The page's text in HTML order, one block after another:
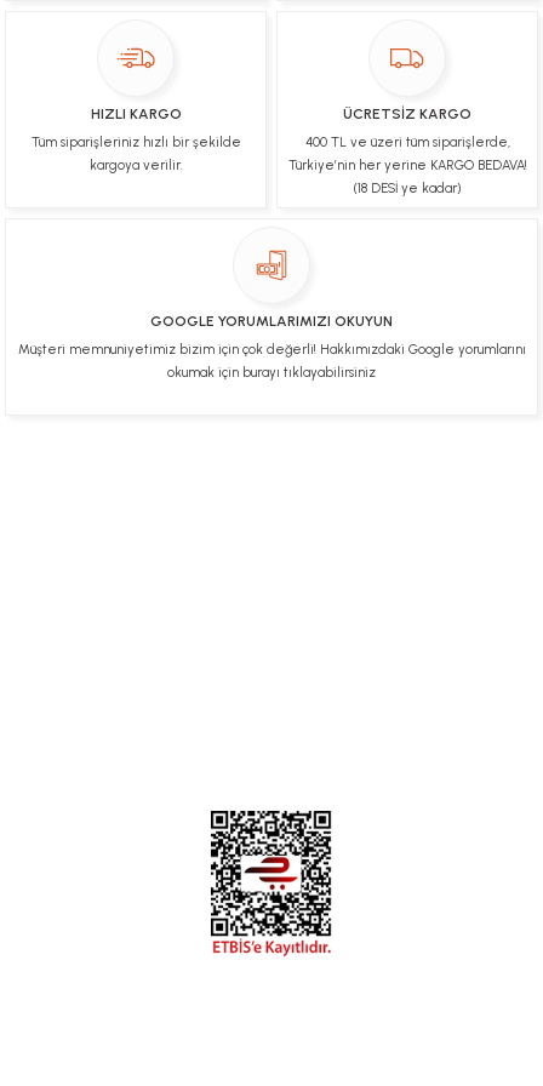
Orijinal ürün gönderdiğine inandığım bir firma ve
HIZLI KARGO
Tüm siparişleriniz hızlı bir şekilde
kargoya verilir.
ÜCRETSİZ KARGO
400 TL ve üzeri tüm siparişlerde,
Türkiye’nin her yerine KARGO BEDAVA!
(18 DESİ ye kadar)
GOOGLE YORUMLARIMIZI OKUYUN
Müşteri memnuniyetimiz bizim için çok değerli! Hakkımızdaki Google yorumlarını
okumak için burayı tıklayabilirsiniz